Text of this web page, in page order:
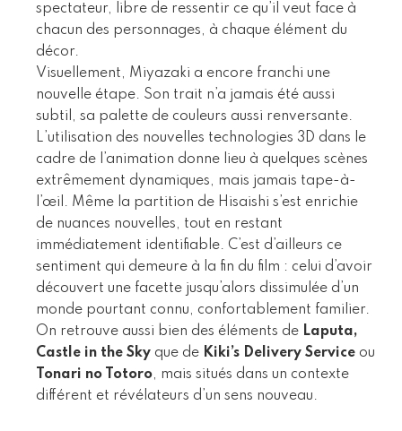
spectateur, libre de ressentir ce qu’il veut face à
chacun des personnages, à chaque élément du
décor.
Visuellement, Miyazaki a encore franchi une
nouvelle étape. Son trait n’a jamais été aussi
subtil, sa palette de couleurs aussi renversante.
L’utilisation des nouvelles technologies 3D dans le
cadre de l’animation donne lieu à quelques scènes
extrêmement dynamiques, mais jamais tape-à-
l’œil. Même la partition de Hisaishi s’est enrichie
de nuances nouvelles, tout en restant
immédiatement identifiable. C’est d’ailleurs ce
sentiment qui demeure à la fin du film : celui d’avoir
découvert une facette jusqu’alors dissimulée d’un
monde pourtant connu, confortablement familier.
On retrouve aussi bien des éléments de Laputa,
Castle in the Sky que de Kiki’s Delivery Service ou
Tonari no Totoro, mais situés dans un contexte
différent et révélateurs d’un sens nouveau.